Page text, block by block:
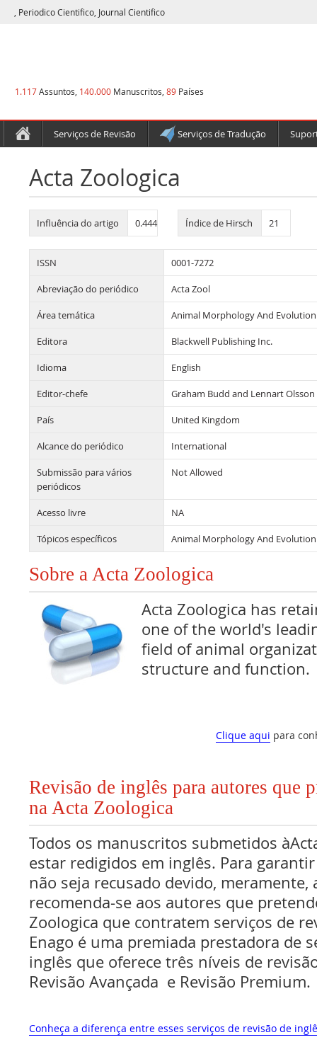
, Periodico Cientifico, Journal Cientifico
1.117Assuntos, 140.000 Manuscritos, 89 Países
Serviços de Revisão Serviços de Tradução
Acta Zoologica
Influência do artigo 0.444 Índice de Hirsch 21
ISSN 0001-7272
Abreviação do periódico Acta Zool
Área temática Animal Morphology And Evolution
Editora Blackwell Publishing Inc.
Idioma English
Editor-chefe Graham Budd and Lennart Olsson
País United Kingdom
Alcance do periódico International
Submissão para vários
periódicos
Not Allowed
Acesso livre NA
Tópicos específicos Animal Morphology And Evolution
Sobre a Acta Zoologica
Acta Zoologica has
one of the world's
field of animal
structure and function.
Clique aqui para
Revisão de inglês para autores que
na Acta Zoologica
Todos os manuscritos submetidos
estar redigidos em inglês. Para
não seja recusado devido, meramente,
recomenda-se aos autores que
Zoologica que contratem serviços de
Enago é uma premiada prestadora de
inglês que oferece três níveis de
Revisão Avançada e Revisão Premium.
Conheça a diferença entre esses serviços de revisão de